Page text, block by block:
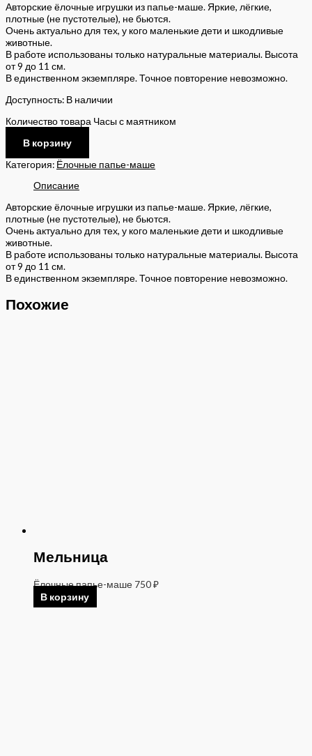
Авторские ёлочные игрушки из папье-маше. Яркие, лёгкие,
плотные (не пустотелые), не бьются.
Очень актуально для тех, у кого маленькие дети и шкодливые
животные.
В работе использованы только натуральные материалы. Высота
от 9 до 11 см.
В единственном экземпляре. Точное повторение невозможно.
Доступность: В наличии
Количество товара Часы с маятником
В корзину
Категория: Ёлочные папье-маше
Описание
Авторские ёлочные игрушки из папье-маше. Яркие, лёгкие,
плотные (не пустотелые), не бьются.
Очень актуально для тех, у кого маленькие дети и шкодливые
животные.
В работе использованы только натуральные материалы. Высота
от 9 до 11 см.
В единственном экземпляре. Точное повторение невозможно.
Похожие
Мельница
Ёлочные папье-маше 750₽
В корзину